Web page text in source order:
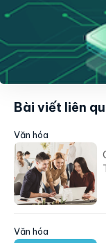
Bài viết liên
Văn hóa
Văn hóa